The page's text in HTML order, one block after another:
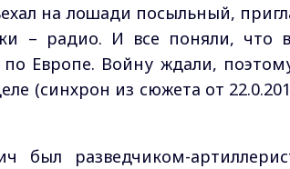
на лошади посыльный,
– радио. И все поняли, что
Европе. Войну ждали,
(синхрон из сюжета от
был разведчиком-